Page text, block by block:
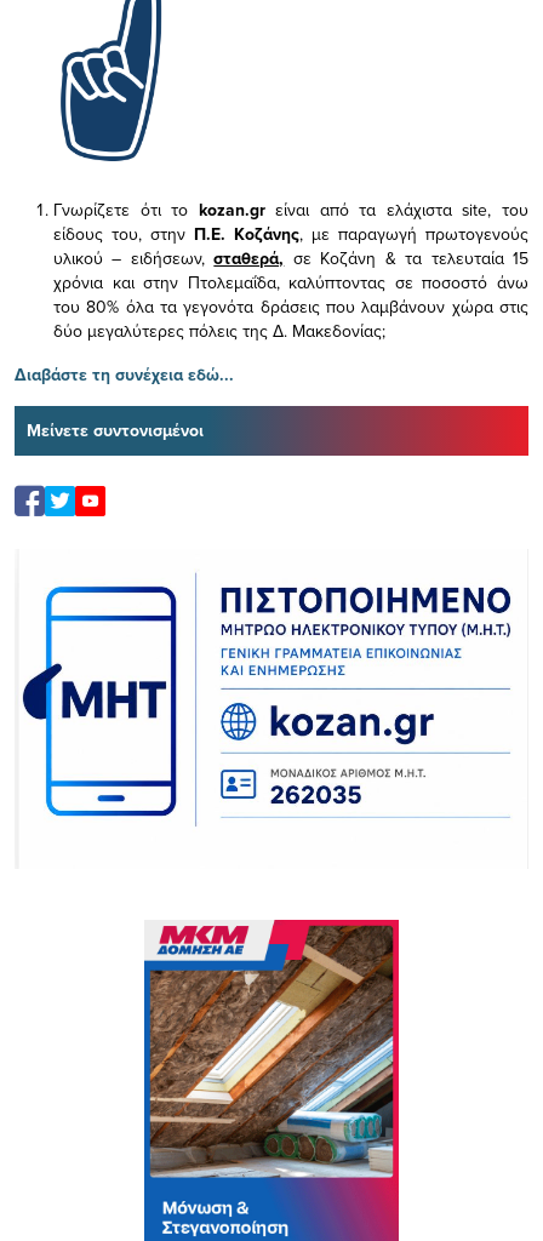
Γνωρίζετε ότι το kozan.gr είναι από τα ελάχισταsite, του
είδους του, στην Π.Ε. Κοζάνης, με παραγωγή πρωτογενούς
υλικού – ειδήσεων,σταθερά, σε Κοζάνη & τα τελευταία 15
χρόνια και στην Πτολεμαΐδα, καλύπτοντας σε ποσοστό άνω
του 80% όλα τα γεγονότα δράσεις που λαμβάνουν χώρα στις
δύο μεγαλύτερες πόλεις της Δ. Μακεδονίας;
Διαβάστε τη συνέχεια εδώ...
Μείνετε συντονισμένοι